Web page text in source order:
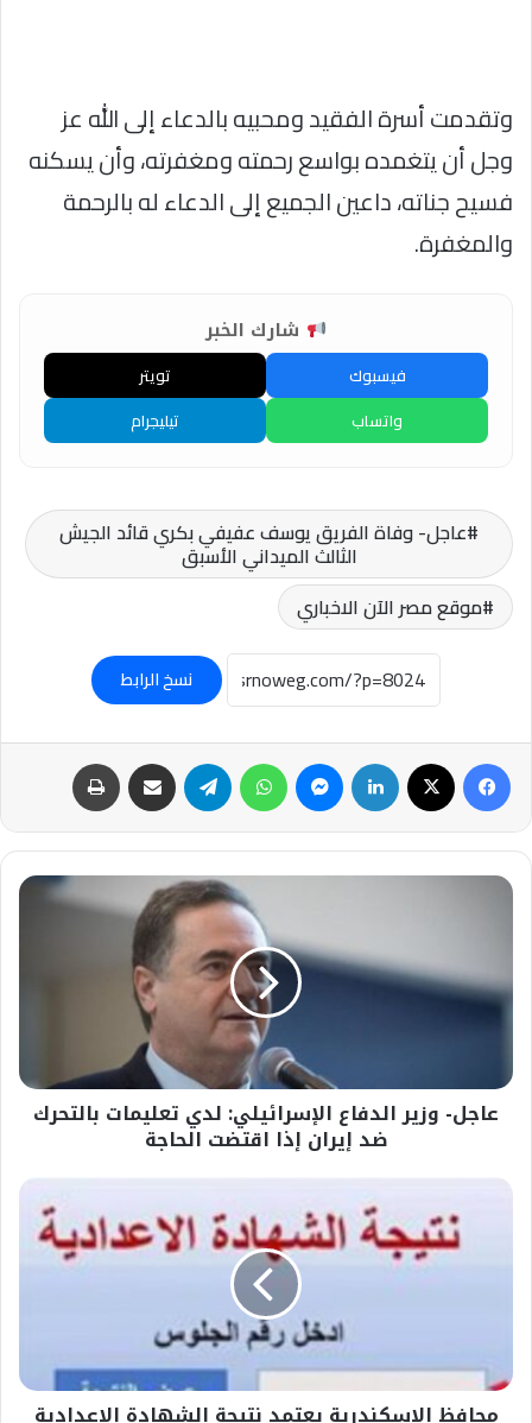
وتقدمت أسرة الفقيد ومحبيه بالدعاء إلى الله عز
وجل أن يتغمده بواسع رحمته ومغفرته، وأن يسكنه
فسيح جناته، داعين الجميع إلى الدعاء له بالرحمة
والمغفرة.
شارك الخبر
فيسبوك
تويتر
واتساب
تيليجرام
عاجل- وفاة الفريق يوسف عفيفي بكري قائد الجيش
الثالث الميداني الأسبق
موقع مصر الآن الاخباري
نسخ الرابط
فيسبوك لينكدإن ماسنجر واتساب تيلقرام مشاركة عبر البريد
عاجل-
لدي
تعليمات
إيران
عاجل- وزير الدفاع الإسرائيلي: لدي تعليمات بالتحرك
ضد إيران إذا اقتضت الحاجة
محافظ
الإسكندرية
نجاح
74.5%
محافظ الإسكندرية يعتمد نتيجة الشهادة الإعدادية